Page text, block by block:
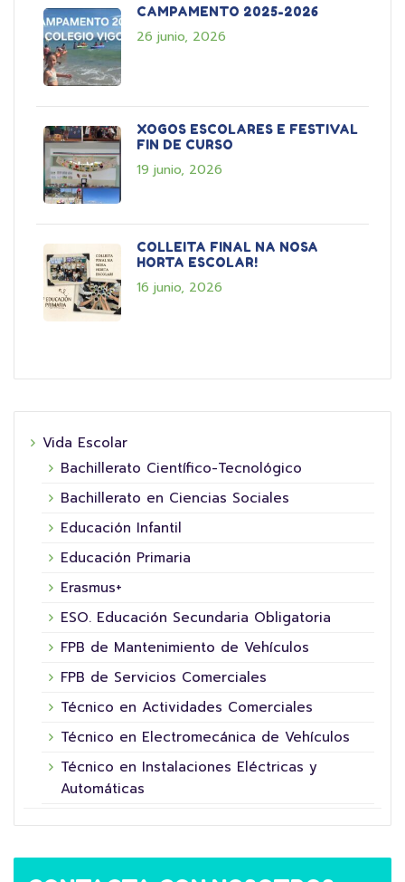
CAMPAMENTO 2025-2026
26 junio, 2026
XOGOS ESCOLARES E FESTIVAL
FIN DE CURSO
19 junio, 2026
COLLEITA FINAL NA NOSA
HORTA ESCOLAR!
16 junio, 2026
Vida Escolar
Bachillerato Científico-Tecnológico
Bachillerato en Ciencias Sociales
Educación Infantil
Educación Primaria
Erasmus+
ESO. Educación Secundaria Obligatoria
FPB de Mantenimiento de Vehículos
FPB de Servicios Comerciales
Técnico en Actividades Comerciales
Técnico en Electromecánica de Vehículos
Técnico en Instalaciones Eléctricas y
Automáticas